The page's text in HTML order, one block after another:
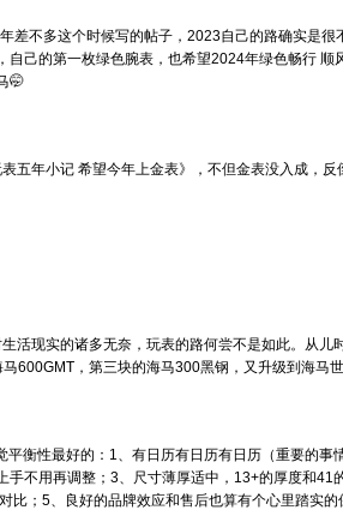
差不多这个时候写的帖子，2023自己的路确实是
己的第一枚绿色腕表，也希望2024年绿色畅行
🤭
五年小记 希望今年上金表》，不但金表没入成，反
活现实的诸多无奈，玩表的路何尝不是如此。从
600GMT，第三块的海马300黑钢，又升级到海马
衡性最好的：1、有日历有日历有日历（重要的
不用再调整；3、尺寸薄厚适中，13+的厚度和
；5、良好的品牌效应和售后也算有个心里踏实